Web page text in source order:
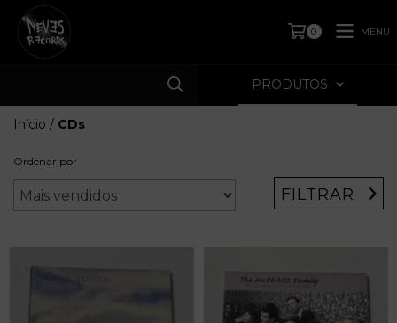
0 MENU
PRODUTOS
Início / CDs
Ordenar por
FILTRAR